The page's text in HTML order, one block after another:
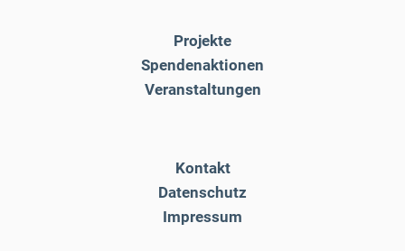
Projekte
Spendenaktionen
Veranstaltungen
Kontakt
Datenschutz
Impressum